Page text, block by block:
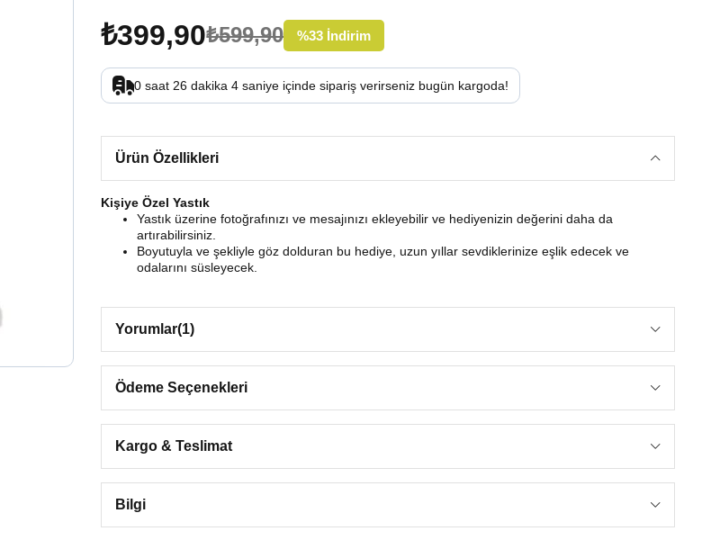
₺599,90
₺399,90 %33 İndirim
0 saat 26 dakika3 saniye içinde sipariş verirseniz bugün kargoda!
Ürün Özellikleri
Kişiye Özel Yastık
Yastık üzerine fotoğrafınızı ve mesajınızı ekleyebilir ve hediyenizin değerini daha da
artırabilirsiniz.
Boyutuyla ve şekliyle göz dolduran bu hediye, uzun yıllar sevdiklerinize eşlik edecek ve
odalarını süsleyecek.
Yorumlar(1)
Ödeme Seçenekleri
Kargo & Teslimat
Bilgi